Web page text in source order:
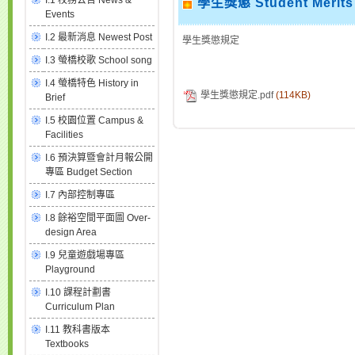
Events
I.2 最新消息 Newest Post
I.3 螢橋校歌 School song
I.4 螢橋特色 History in
Brief
I.5 校園位置 Campus &
Facilities
I.6 預決算暨會計月報公開
專區 Budget Section
I.7 內部控制專區
I.8 餘裕空間平面圖 Over-
design Area
I.9 兒童遊戲場專區
Playground
I.10 課程計劃書
Curriculum Plan
I.11 教科書版本
Textbooks
學生獎懲規定
學生獎懲規定.pdf(114KB)